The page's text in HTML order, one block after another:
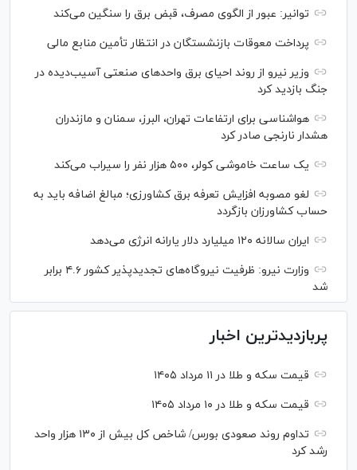
توانیر: عبور از الگوی مصرف، قبض برق را سنگین می‌کند
پرداخت معوقات بازنشستگان در انتظار تأمین منابع مالی
وزیر نیرو از روند احیای برق واحدهای صنعتی آسیب‌دیده در
جنگ بازدید کرد
هواشناسی برای ارتفاعات تهران، البرز، سمنان و مازندران
هشدار نارنجی صادر کرد
یک ساعت خاموشی کولر، ۵۰۰ هزار نفر را سیراب می‌کند
لغو مصوبه افزایش تعرفه برق کشاورزی؛ مبالغ اضافه باید به
حساب کشاورزان بازگردد
ایران سالانه ۱۲۰ میلیارد دلار یارانه انرژی می‌دهد
وزارت نیرو: ظرفیت نیروگاه‌های تجدیدپذیر کشور ۴.۶ برابر
شد
پربازدیدترین اخبار
قیمت سکه و طلا در ۱۱ مرداد ۱۴۰۵
قیمت سکه و طلا در ۱۰ مرداد ۱۴۰۵
تداوم روند صعودی بورس/ شاخص کل بیش از ۱۳۰ هزار واحد
رشد کرد